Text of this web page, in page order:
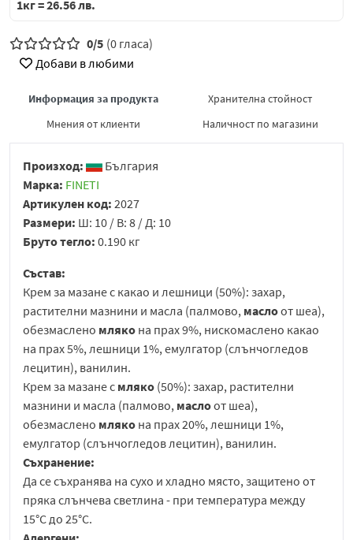
1кг =26.56лв.
0/5 (0 гласа)
Добави в любими
Информация за продукта
Хранителна стойност
Мнения от клиенти
Наличност по магазини
Произход:
България
Марка: FINETI
Артикулен код: 2027
Размери: Ш: 10 / В: 8 / Д: 10
Бруто тегло: 0.190 кг
Състав:
Крем за мазане с какао и лешници (50%): захар,
растителни мазнини и масла (палмово, маслоот шеа),
обезмаслено мляко на прах 9%, нискомаслено какао
на прах 5%, лешници 1%, емулгатор (слънчогледов
лецитин), ванилин.
Крем за мазане с мляко (50%): захар, растителни
мазнини и масла (палмово, маслоот шеа),
обезмаслено мляко на прах 20%, лешници 1%,
емулгатор (слънчогледов лецитин), ванилин.
Съхранение:
Да се съхранява на сухо и хладно място, защитено от
пряка слънчева светлина - при температура между
15°С до 25°С.